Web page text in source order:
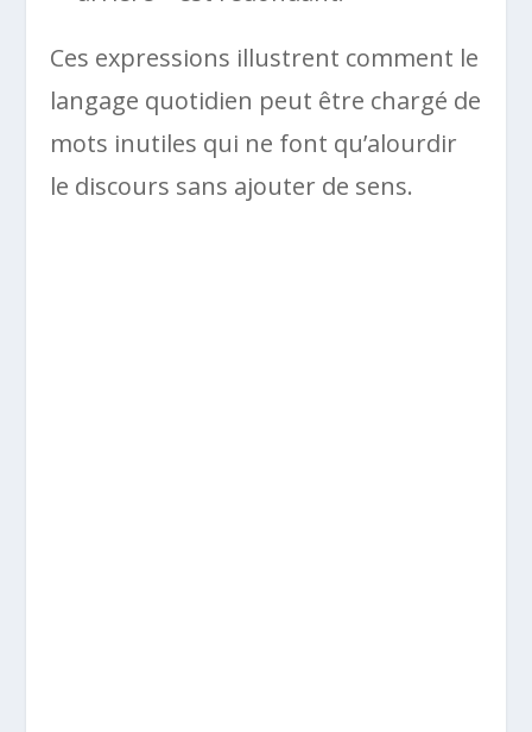
Ces expressions illustrent comment le
langage quotidien peut être chargé de
mots inutiles qui ne font qu’alourdir
le discours sans ajouter de sens.